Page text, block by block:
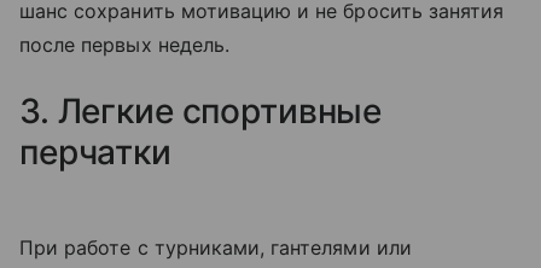
шанс сохранить мотивацию и не бросить занятия
после первых недель.
3. Легкие спортивные
перчатки
При работе с турниками, гантелями или